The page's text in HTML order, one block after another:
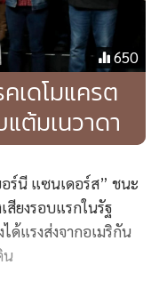
มแครตยังต้องฟาดฟัน
ครนิวยอร์กที่ทุ่มเงิน
ศ โดยบลูมเบิร์กจะลง
.) เป็นครั้งแรก
งเสียงในวันอังคาร ซึ่ง
วยให้ไบเดนกลับสู่
โรไลนายังทำให้เกิด
650
เดโมแครต
แต้มเนวาดา
อร์นี แซนเดอร์ส” ชนะ
สียงรอบแรกในรัฐ
ได้แรงส่งจากอเมริกัน
น